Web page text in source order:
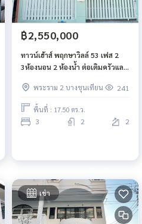
฿2,550,000
ทาวน์เฮ้าส์ พฤกษาวิลล์ 53 เฟส 2
3ห้องนอน 2 ห้องน้ำ ต่อเติมครัวและ
พระราม 2 บางขุนเทียน
241
พื้นที่ : 17.50 ตร.ว.
3 2 2
เช่า